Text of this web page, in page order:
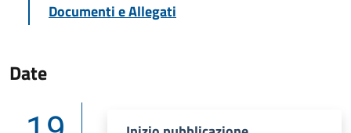
Documenti e Allegati
Date